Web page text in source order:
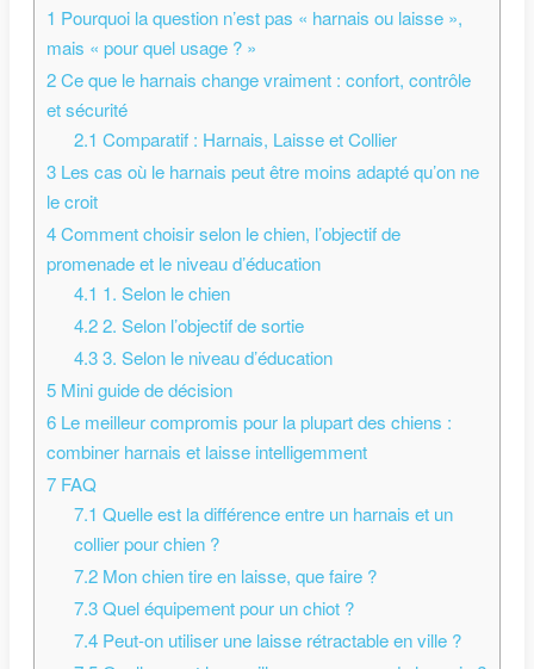
1 Pourquoi la question n’est pas « harnais ou laisse »,
mais « pour quel usage ? »
2Ce que le harnais change vraiment : confort, contrôle
et sécurité
2.1 Comparatif : Harnais, Laisse et Collier
3 Les cas où le harnais peut être moins adapté qu’on ne
le croit
4Comment choisir selon le chien, l’objectif de
promenade et le niveau d’éducation
4.1 1. Selon le chien
4.22. Selon l’objectif de sortie
4.33. Selon le niveau d’éducation
5 Mini guide de décision
6 Le meilleur compromis pour la plupart des chiens :
combiner harnais et laisse intelligemment
7 FAQ
7.1 Quelle est la différence entre un harnais et un
collier pour chien ?
7.2Mon chien tire en laisse, que faire ?
7.3Quel équipement pour un chiot ?
7.4Peut-on utiliser une laisse rétractable en ville ?